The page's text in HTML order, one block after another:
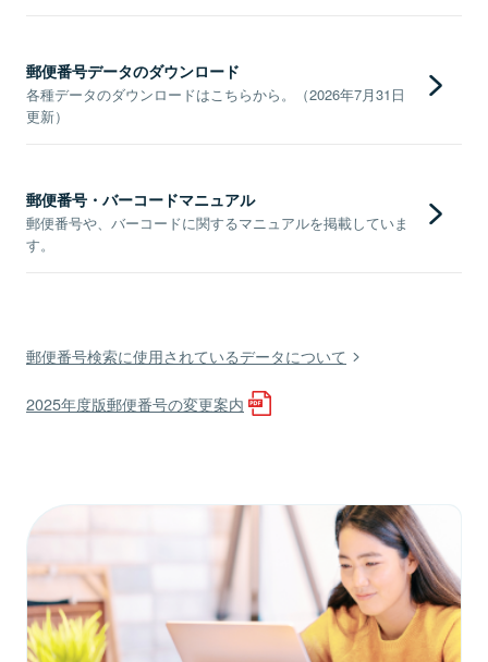
郵便番号データのダウンロード
各種データのダウンロードはこちらから。（2026年7月31日
更新）
郵便番号・バーコードマニュアル
郵便番号や、バーコードに関するマニュアルを掲載していま
す。
郵便番号検索に使用されているデータについて
2025年度版郵便番号の変更案内